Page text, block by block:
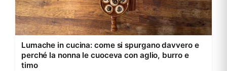
Lumache in cucina: come si spurgano davvero e
perché la nonna le cuoceva con aglio, burro e
timo